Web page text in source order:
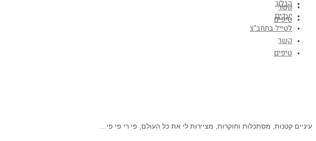
קשר
טיפים
הבלוג
יעדים
לטייל בתחב"צ
קשר
טיפים
עיניים קטנות, מסתכלות וחוקרות, מציירות לי את כל העולם, פי רי פי פי…